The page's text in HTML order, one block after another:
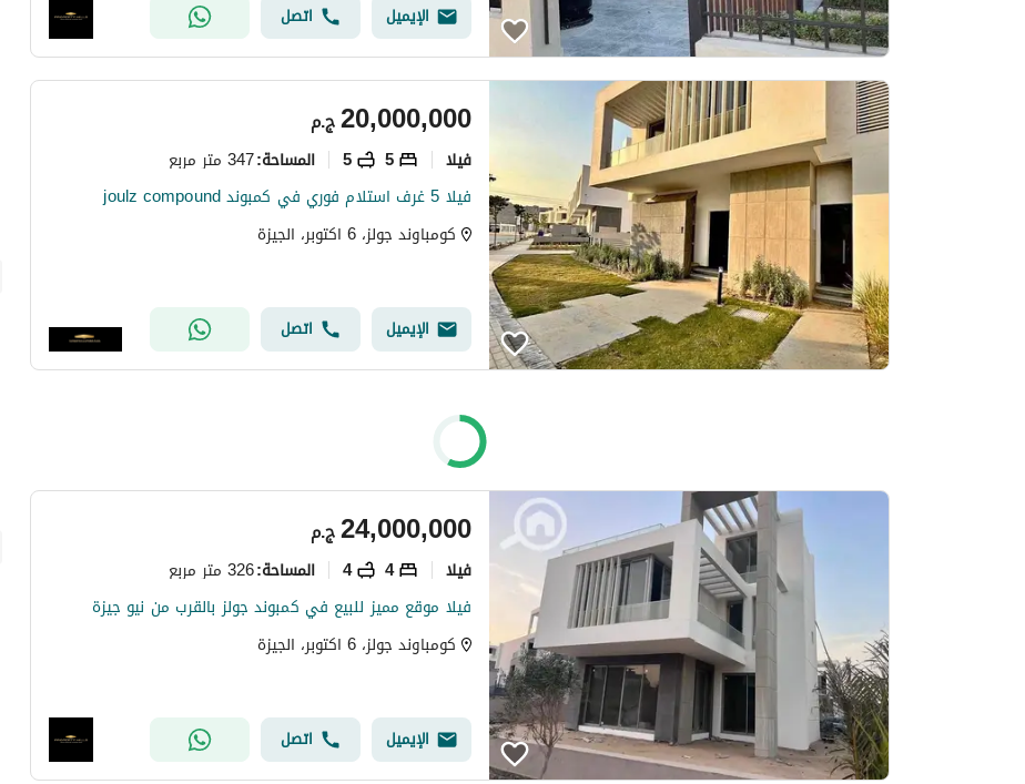
الإيميل اتصل
ج.م20,000,000
فیلا 5
5 المساحة:347 متر مربع
فيلا 5 غرف استلام فوري في كمبوند joulz compound
كومباوند جولز، 6 اكتوبر، الجيزة
الإيميل اتصل
ج.م24,000,000
فیلا 4
4 المساحة:326 متر مربع
فيلا موقع مميز للبيع في كمبوند جولز بالقرب من نيو جيزة
كومباوند جولز، 6 اكتوبر، الجيزة
الإيميل اتصل